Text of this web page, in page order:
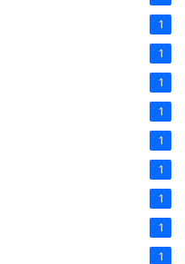
1
1
1
1
1
1
1
1
1